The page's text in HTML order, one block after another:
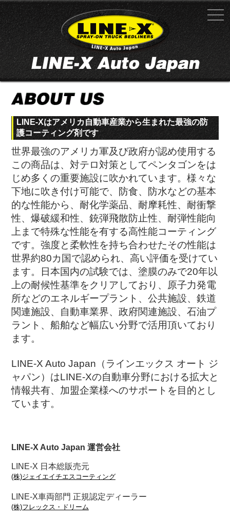
LINE-Xはアメリカ自動車産業から生まれた最強の防
護コーティング剤です
世界最強のアメリカ軍及び政府が認め使用する
この商品は、対テロ対策としてペンタゴンをは
じめ多くの重要施設に吹かれています。様々な
下地に吹き付け可能で、防食、防水などの基本
的な性能から、耐化学薬品、耐摩耗性、耐衝撃
性、爆破緩和性、銃弾飛散防止性、耐弾性能向
上まで特殊な性能を有する高性能コーティング
です。強度と柔軟性を持ち合わせたその性能は
世界約80カ国で認められ、高い評価を受けてい
ます。日本国内の試験では、塗膜のみで20年以
上の耐候性基準をクリアしており、原子力発電
所などのエネルギープラント、公共施設、鉄道
関連施設、自動車業界、政府関連施設、石油プ
ラント、船舶など幅広い分野で活用頂いており
ます。
LINE-X Auto Japan（ラインエックス オート ジ
ャパン）はLINE-Xの自動車分野における拡大と
情報共有、加盟企業様へのサポートを目的とし
ています。
LINE-X Auto Japan 運営会社
LINE-X 日本総販売元
(株)ジェイエイチエスコーティング
LINE-X車両部門 正規認定ディーラー
(株)フレックス・ドリーム